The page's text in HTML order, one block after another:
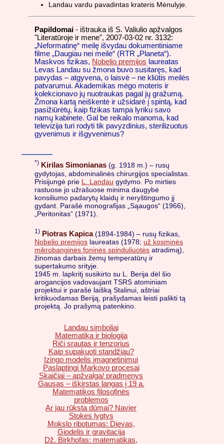
Landau vardu pavadintas krateris Mėnulyje.
Papildomai - ištrauka iš S. Valiulio apžvalgos
"Literatūroje ir mene", 2007-03-02 nr. 3132:
„Neformatinę“ meilę išvydau dokumentiniame
filme „Daugiau nei meilė“ (RTR „Planeta“).
Maskvos fizikas, Nobelio premijos laureatas
Levas Landau su žmona buvo susitaręs, kad
pavydas – atgyvena, o laisvė – ne kliūtis meilės
patvarumui. Akademikas mėgo moteris ir
kolekcionavo jų nuotraukas pagal jų gražumą.
Žmona kartą neiškentė ir užsidarė į spintą, kad
pasižiūrėtų, kaip fizikas tampa lyriku savo
namų kabinete. Gal be reikalo manoma, kad
televizija turi rodyti tik pavyzdinius, sterilizuotus
gyvenimus ir išgyvenimus?
*) Kirilas Simonianas (g. 1918 m.) – rusų
gydytojas, abdominalinės chirurgijos specialistas.
Prisijungė prie L. Landau gydymo. Po mirties
rastuose jo užrašuose minima daugybė
konsiliumo padarytų klaidų ir neryštingumo jį
gydant. Parašė monografijas „Sąaugos“ (1966),
„Peritonitas“ (1971).
1) Piotras Kapica(1894-1984) – rusų fizikas,
Nobelio premijos laureatas (1978; už kosminės
mikrobanginės foninės spinduliuotės atradimą),
žinomas darbais žemų temperatūrų ir
supertakumo srityje.
1945 m. lapkritį susikirto su L. Berija dėl šio
arogancijos vadovaujant TSRS atominiam
projektui ir parašė laišką Stalinui, aštriai
kritikuodamas Beriją, prašydamas leisti palikti tą
projektą. Jo prašymą patenkino.
Landau simboliai
Matematika ir biologija
Riči srautas ir tenzorius
Kaip supakuoti standžiau?
Izingo modelis įmagnetinimui
Paslaptingi Markovo procesai
Skaičiai – apžvalga/ pradmenys
Gausas – iškirstas langas į 19 a.
Matematikos filosofinės
problemos
Ar jau rūksta dūmai? Navier
Stokes lygtys
Mokslo ribotumas: Dievas,
Giodelis ir gravitacija
Dž. Birkhofas: matematikas,